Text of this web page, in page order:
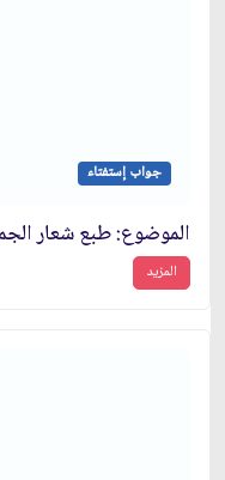
جواب إستفتاء
المزيد